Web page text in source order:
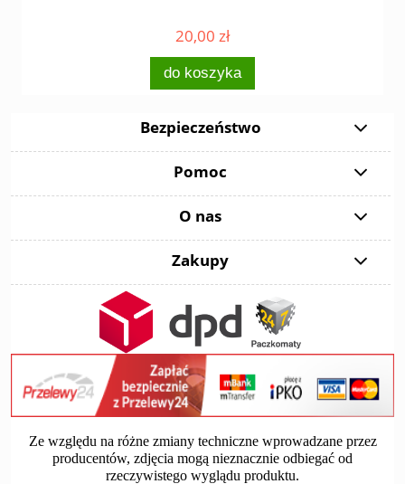
20,00 zł
do koszyka
Bezpieczeństwo
Pomoc
O nas
Zakupy
Ze względu na różne zmiany techniczne wprowadzane przez
producentów, zdjęcia mogą nieznacznie odbiegać od
rzeczywistego wyglądu produktu.